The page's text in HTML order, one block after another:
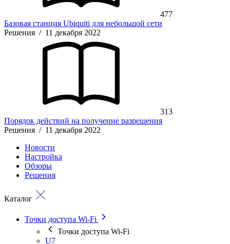
477
Базовая станция Ubiquiti для небольшой сети
Решения / 11 декабря 2022
313
Порядок действий на получение разрешения
Решения / 11 декабря 2022
Новости
Настройка
Обзоры
Решения
Каталог
Точки доступа Wi-Fi
Точки доступа Wi-Fi
U7